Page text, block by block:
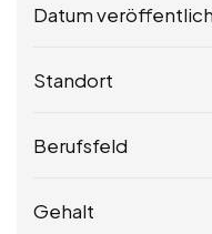
Datum
Standort
Berufsfeld
Gehalt